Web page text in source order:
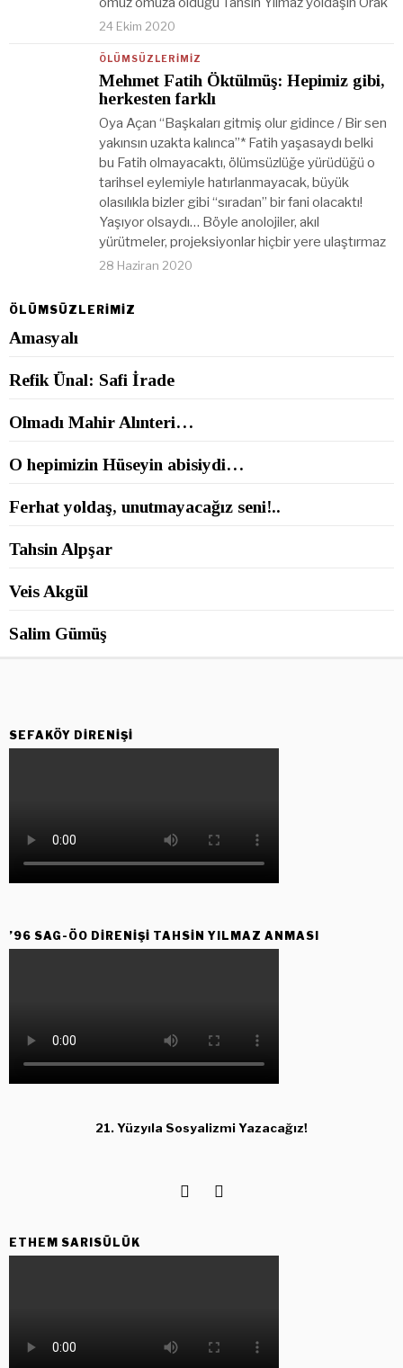
24 Ekim 2020
ÖLÜMSÜZLERIMIZ
Mehmet Fatih Öktülmüş: Hepimiz gibi,
herkesten farklı
Oya Açan “Başkaları gitmiş olur gidince / Bir sen
yakınsın uzakta kalınca”* Fatih yaşasaydı belki
bu Fatih olmayacaktı, ölümsüzlüğe yürüdüğü o
tarihsel eylemiyle hatırlanmayacak, büyük
olasılıkla bizler gibi “sıradan” bir fani olacaktı!
Yaşıyor olsaydı… Böyle anolojiler, akıl
yürütmeler, projeksiyonlar hiçbir yere ulaştırmaz
28 Haziran 2020
ÖLÜMSÜZLERİMİZ
Amasyalı
Refik Ünal: Safi İrade
Olmadı Mahir Alınteri…
O hepimizin Hüseyin abisiydi…
Ferhat yoldaş, unutmayacağız seni!..
Tahsin Alpşar
Veis Akgül
Salim Gümüş
SEFAKÖY DIRENIŞI
’96 SAG-ÖO DİRENİŞİ TAHSİN YILMAZ ANMASI
21. Yüzyıla Sosyalizmi Yazacağız!
ETHEM SARISÜLÜK